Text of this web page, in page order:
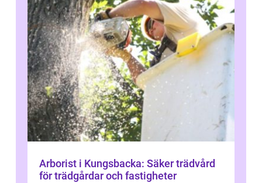
Arborist i Kungsbacka: Säker trädvård
för trädgårdar och fastigheter